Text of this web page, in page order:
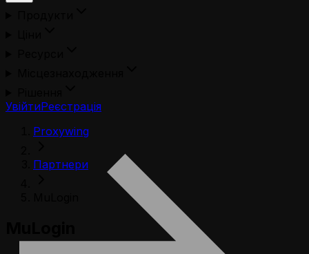
УвійтиРеєстрація
Proxywing
Партнери